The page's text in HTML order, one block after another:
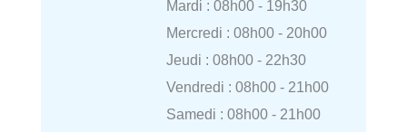
Mardi : 08h00 - 19h30
Mercredi : 08h00 - 20h00
Jeudi : 08h00 - 22h30
Vendredi : 08h00 - 21h00
Samedi : 08h00 - 21h00